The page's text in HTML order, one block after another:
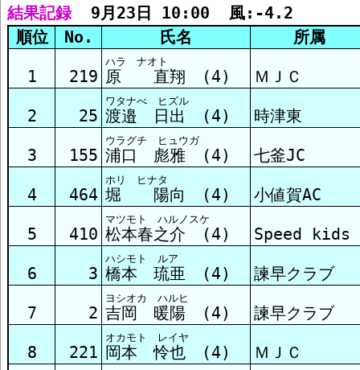
予選7組 結果
予選8組 結果
予選9組 結果
結果記録
  9月23日 10:00  風:-4.2
順位
No. 氏名 所属
1 219
ハラ ナオト
原 直翔 (4) ＭＪＣ
2 25
ワタナべ ヒズル
渡邉 日出 (4) 時津東
3 155
ウラグチ ヒュウガ
浦口 彪雅 (4) 七釜JC
4 464
ホリ ヒナタ
堀 陽向 (4) 小値賀AC
5 410
マツモト ハルノスケ
松本春之介 (4) Speed kids
6 3
ハシモト ルア
橋本 琉亜 (4) 諫早クラブ
7 2
ヨシオカ ハルヒ
吉岡 暖陽 (4) 諫早クラブ
8 221
オカモト レイヤ
岡本 怜也 (4) ＭＪＣ